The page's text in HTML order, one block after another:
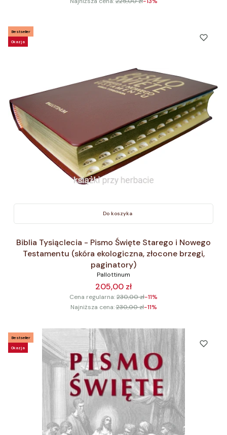
Okazja
Bestseller
Do koszyka
Biblia Tysiąclecia - Pismo Święte Starego i Nowego
Testamentu (skóra ekologiczna, złocone brzegi,
paginatory)
Pallottinum
205,00 zł
Cena regularna:230,00 zł-11%
Najniższa cena:230,00 zł-11%
Okazja
Bestseller